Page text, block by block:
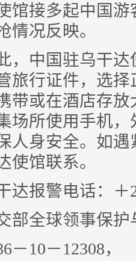
馆接多起中国
情况反映。
中国驻乌干达
旅行证件，选
带或在酒店存
场所使用手机
人身安全。如
使馆联系。
报警电话：＋
全球领事保护
10－12308，